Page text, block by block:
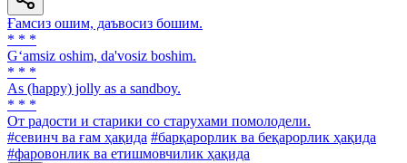
Ғамсиз ошим, даъвосиз бошим.
* * *
G‘amsiz oshim, da'vosiz boshim.
* * *
As (happy) jolly as a sandboy.
* * *
От радости и старики со старухами помолодели.
#севинч ва ғам ҳақида #барқарорлик ва беқарорлик ҳақида
#фаровонлик ва етишмовчилик ҳақида